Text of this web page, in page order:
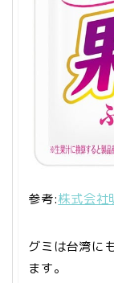
参考:株式会社
グミは台湾に
ます。